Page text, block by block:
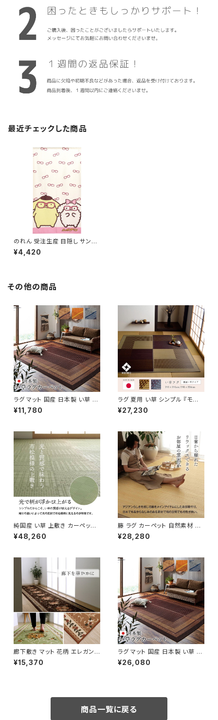
最近チェックした商品
のれん 受注生産 目隠し サンリ
オ「ポムポムプリン めがね」85x
150cm 日本製 / 家具・インテリ
¥4,420
その他の商品
ラグ マット 国産 日本製 い草 モ
ダン 抗菌防臭 自然素材 『ラン
クス』 / 家具・インテリア ファブ
¥11,780
ラグ 夏用 い草 シンプル 『モー
ニング2』 / 家具・インテリア フ
ァブリック・敷物 ラグ・マット
¥27,230
純国産 い草 上敷き カーペット
格子柄 『グラッセ』 / 家具・イン
テリア ファブリック・敷物 畳・ご
¥48,260
籐 ラグ カーペット 自然素材 ひ
んやり インドネシア産 むしろ
『ジャワ 籐』 / 家具・インテリア
¥28,280
廊下敷き マット 花柄 エレガンス
撥水 『撥水キャンベル 廊下敷
き』 / 家具・インテリア ファブリ
¥15,370
ラグ マット 国産 日本製 い草 モ
ダン 抗菌防臭 自然素材 『ラン
クス』 / 家具・インテリア ファブ
¥26,080
商品一覧に戻る